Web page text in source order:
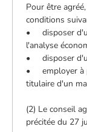
Pour être
conditions
• disposer
l'analyse
• disposer
• employer à
titulaire d'un
(2) Le conseil
précitée du 27